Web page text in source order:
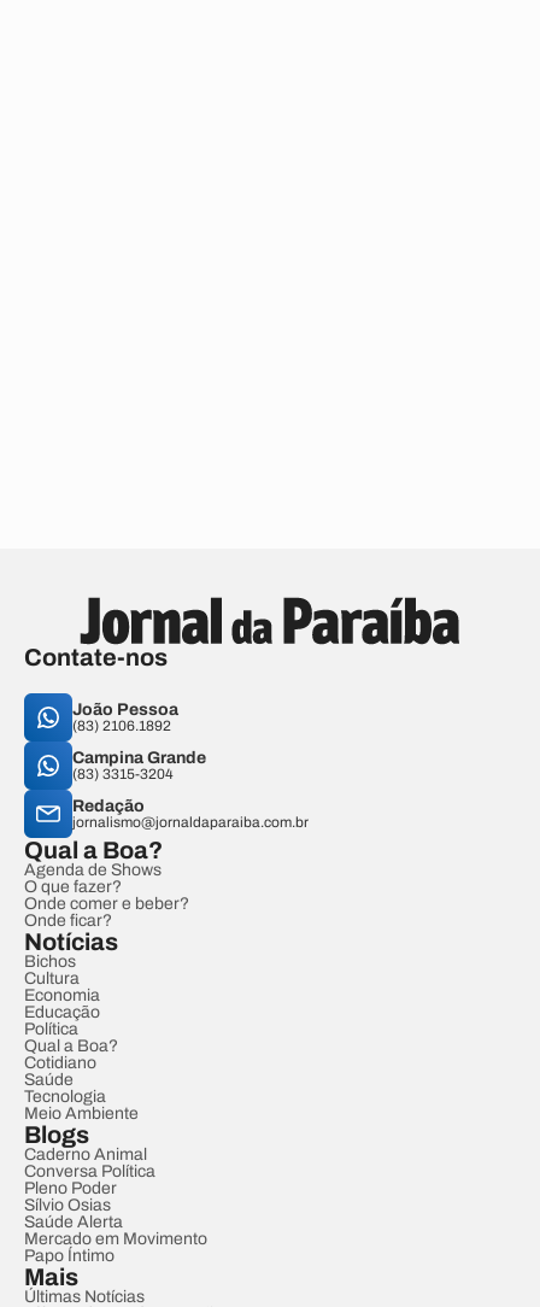
Contate-nos
João Pessoa
(83) 2106.1892
Campina Grande
(83) 3315-3204
Redação
jornalismo@jornaldaparaiba.com.br
Qual a Boa?
Agenda de Shows
O que fazer?
Onde comer e beber?
Onde ficar?
Notícias
Bichos
Cultura
Economia
Educação
Política
Qual a Boa?
Cotidiano
Saúde
Tecnologia
Meio Ambiente
Blogs
Caderno Animal
Conversa Política
Pleno Poder
Sílvio Osias
Saúde Alerta
Mercado em Movimento
Papo Íntimo
Mais
Últimas Notícias